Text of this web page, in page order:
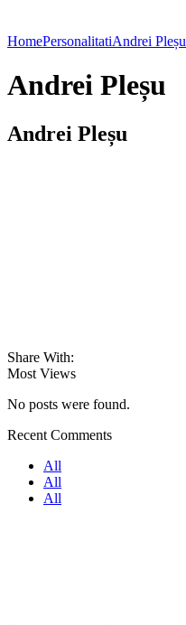
HomePersonalitatiAndrei Pleșu
Andrei Pleșu
Andrei Pleșu
Share With:
Most Views
No posts were found.
Recent Comments
All
All
All